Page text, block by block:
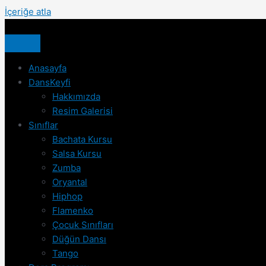
İçeriğe atla
Anasayfa
DansKeyfi
Hakkımızda
Resim Galerisi
Sınıflar
Bachata Kursu
Salsa Kursu
Zumba
Oryantal
Hiphop
Flamenko
Çocuk Sınıfları
Düğün Dansı
Tango